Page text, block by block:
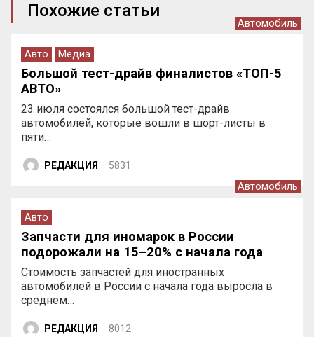
Похожие статьи
Автомобиль
Авто Медиа
Большой тест-драйв финалистов «ТОП-5
АВТО»
23 июля состоялся большой тест-драйв
автомобилей, которые вошли в шорт-листы в
пяти…
РЕДАКЦИЯ 5831
Автомобиль
Авто
Запчасти для иномарок в России
подорожали на 15–20% с начала года
Стоимость запчастей для иностранных
автомобилей в России с начала года выросла в
среднем…
РЕДАКЦИЯ 8012